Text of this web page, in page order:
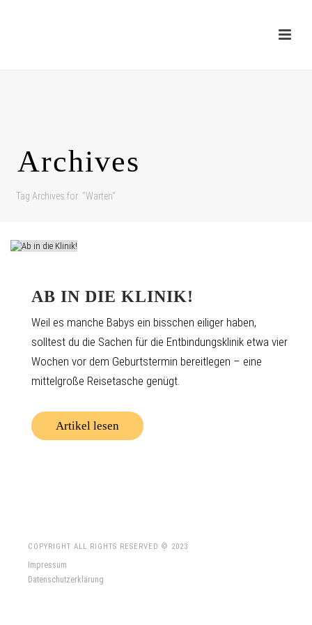
Archives
Tag Archives for: "Warten"
AB IN DIE KLINIK!
Weil es manche Babys ein bisschen eiliger haben,
solltest du die Sachen für die Entbindungsklinik etwa vier
Wochen vor dem Geburtstermin bereitlegen – eine
mittelgroße Reisetasche genügt.
Artikel lesen
COPYRIGHT ALL RIGHTS RESERVED © 2023
Impressum
Datenschutzerklärung